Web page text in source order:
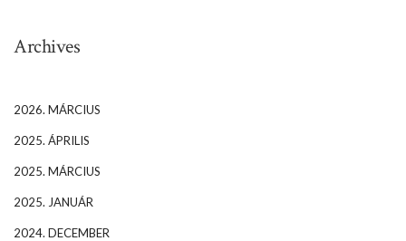
Archives
2026. MÁRCIUS
2025. ÁPRILIS
2025. MÁRCIUS
2025. JANUÁR
2024. DECEMBER